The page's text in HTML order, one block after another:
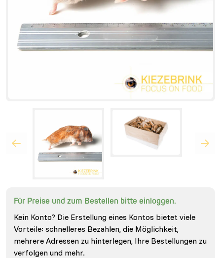
Für Preise und zum Bestellen bitte einloggen.
Kein Konto? Die Erstellung eines Kontos bietet viele
Vorteile: schnelleres Bezahlen, die Möglichkeit,
mehrere Adressen zu hinterlegen, Ihre Bestellungen zu
verfolgen und mehr.